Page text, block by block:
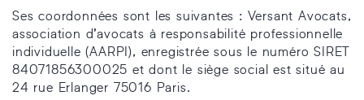
Ses coordonnées sont les suivantes : Versant Avocats,
association d’avocats à responsabilité professionnelle
individuelle (AARPI), enregistrée sous le numéro SIRET
84071856300025 et dont le siège social est situé au
24 rue Erlanger 75016 Paris.